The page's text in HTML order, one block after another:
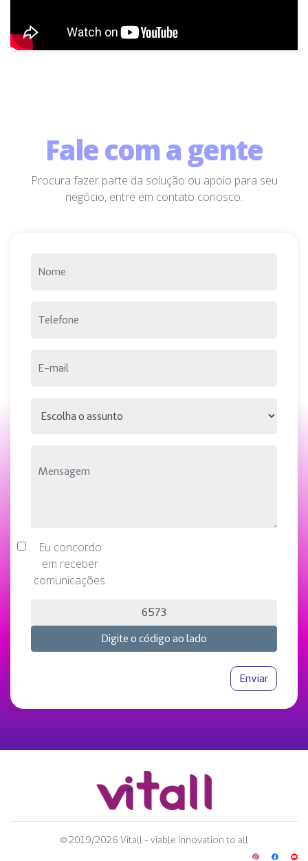
Fale com a gente
Procura fazer parte da solução ou apoio para seu
negócio, entre em contato conosco.
Eu concordo
em receber
comunicações.
© 2019/2026 Vitall - viable innovation to all